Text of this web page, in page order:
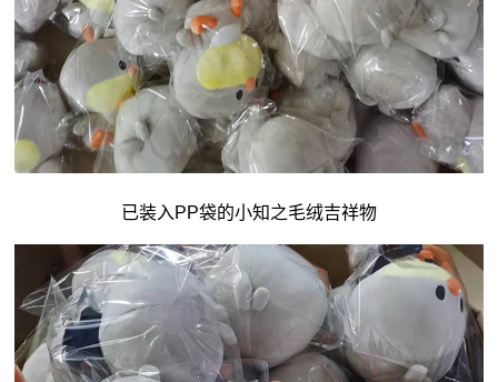
已装入PP袋的小知之毛绒吉祥物